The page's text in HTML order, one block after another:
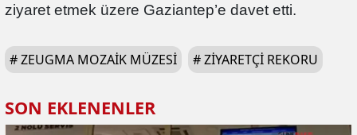
ziyaret etmek üzere Gaziantep’e davet etti.
#ZEUGMA MOZAIK MÜZESI #ZIYARETÇI REKORU
SON EKLENENLER